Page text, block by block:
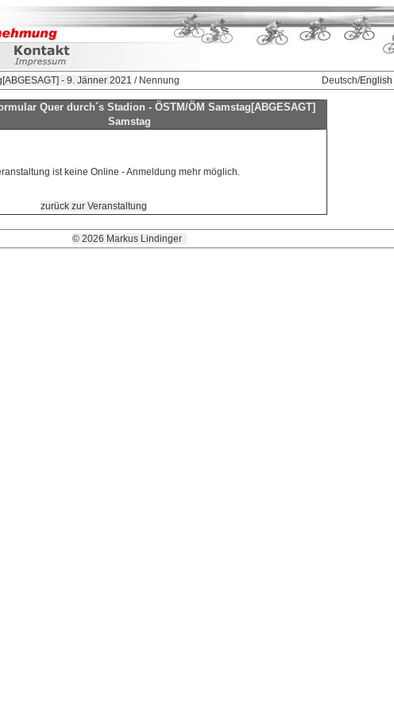
- 9. Jänner 2021 / Nennung Deutsch/English
Quer durch´s Stadion - ÖSTM/ÖM Samstag[ABGESAGT]
Samstag
ist keine Online - Anmeldung mehr möglich.
zurück zur Veranstaltung
© 2026 Markus Lindinger